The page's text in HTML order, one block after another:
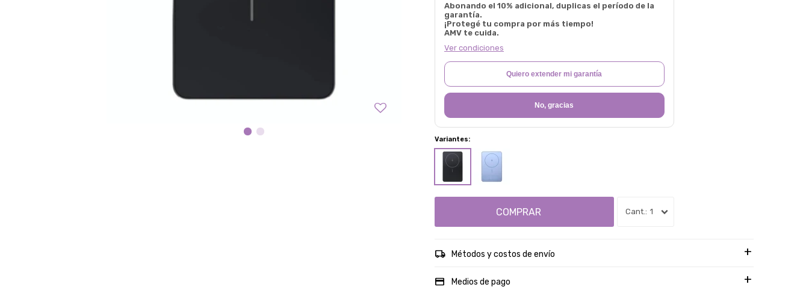
Abonando el 10% adicional, duplicas el período de la
garantía.
¡Protegé tu compra por más tiempo!
AMV te cuida.
Ver condiciones
Quiero extender mi garantía
No, gracias
Variantes:
1
COMPRAR
Métodos y costos de envío
Medios de pago